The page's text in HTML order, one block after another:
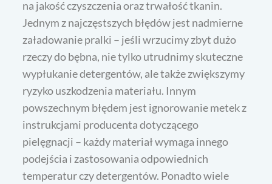
na jakość czyszczenia oraz trwałość tkanin.
Jednym z najczęstszych błędów jest nadmierne
załadowanie pralki – jeśli wrzucimy zbyt dużo
rzeczy do bębna, nie tylko utrudnimy skuteczne
wypłukanie detergentów, ale także zwiększymy
ryzyko uszkodzenia materiału. Innym
powszechnym błędem jest ignorowanie metek z
instrukcjami producenta dotyczącego
pielęgnacji – każdy materiał wymaga innego
podejścia i zastosowania odpowiednich
temperatur czy detergentów. Ponadto wiele